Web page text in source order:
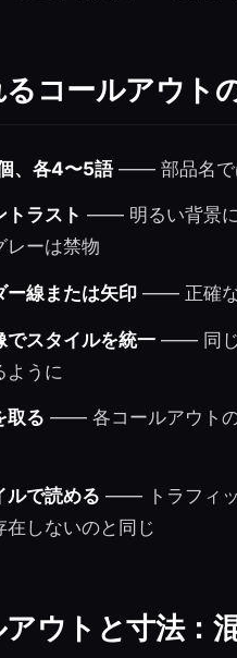
コールアウト
、各4〜5語—— 部品名で
トラスト —— 明るい背景に
レーは禁物
ー線または矢印—— 正確な
でスタイルを統一—— 同じ
ように
取る —— 各コールアウトの
ルで読める —— トラフィッ
在しないのと同じ
アウトと寸法：